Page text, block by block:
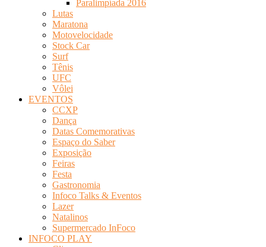
Paralimpíada 2016
Lutas
Maratona
Motovelocidade
Stock Car
Surf
Tênis
UFC
Vôlei
EVENTOS
CCXP
Dança
Datas Comemorativas
Espaço do Saber
Exposição
Feiras
Festa
Gastronomia
Infoco Talks & Eventos
Lazer
Natalinos
Supermercado InFoco
INFOCO PLAY